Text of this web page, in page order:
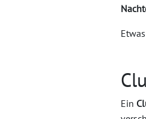
Ein